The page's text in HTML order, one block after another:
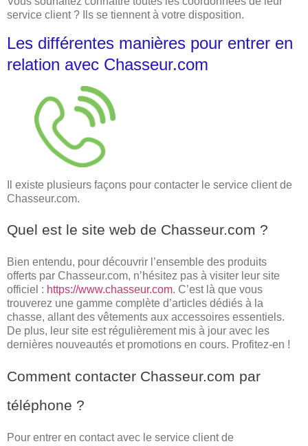
service client ? Ils se tiennent à votre disposition.
Les différentes manières pour entrer en
relation avec Chasseur.com
Il existe plusieurs façons pour contacter le service client de
Chasseur.com.
Quel est le site web de Chasseur.com ?
Bien entendu, pour découvrir l’ensemble des produits
offerts par Chasseur.com, n’hésitez pas à visiter leur site
officiel : https://www.chasseur.com. C’est là que vous
trouverez une gamme complète d’articles dédiés à la
chasse, allant des vêtements aux accessoires essentiels.
De plus, leur site est régulièrement mis à jour avec les
dernières nouveautés et promotions en cours. Profitez-en !
Comment contacter Chasseur.com par
téléphone ?
Pour entrer en contact avec le service client de